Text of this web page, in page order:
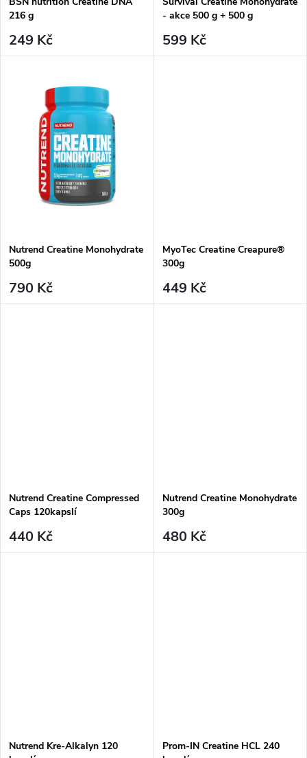
ů
ů
216 g
249 Kč
- akce 500 g + 500 g
599 Kč
Nutrend Creatine Monohydrate
500g
790 Kč
MyoTec Creatine Creapure®
300g
449 Kč
Nutrend Creatine Compressed
Caps 120kapslí
440 Kč
Nutrend Creatine Monohydrate
300g
480 Kč
Nutrend Kre-Alkalyn 120
Prom-IN Creatine HCL 240